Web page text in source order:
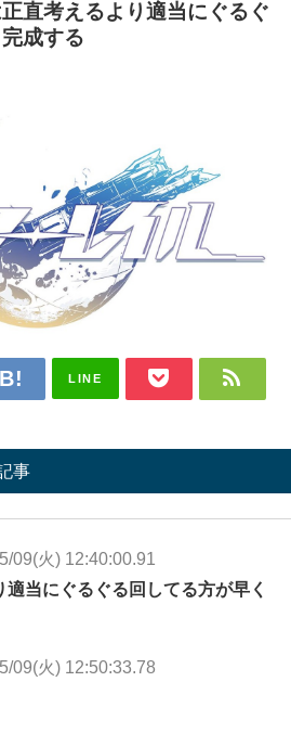
正直考えるより適当にぐるぐ
成する
LINE
事
09(火) 12:40:00.91
当にぐるぐる回してる方が早く
09(火) 12:50:33.78